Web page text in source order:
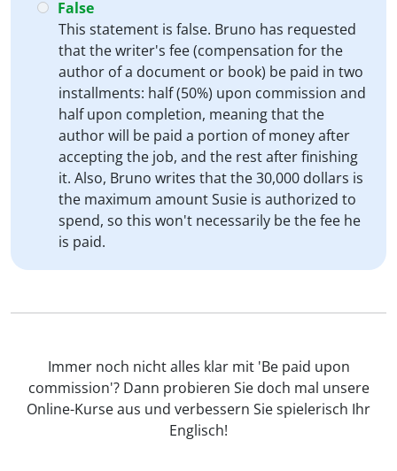
False
This statement is false. Bruno has requested
that the writer's fee (compensation for the
author of a document or book) be paid in two
installments: half (50%) upon commission and
half upon completion, meaning that the
author will be paid a portion of money after
accepting the job, and the rest after finishing
it. Also, Bruno writes that the 30,000 dollars is
the maximum amount Susie is authorized to
spend, so this won't necessarily be the fee he
is paid.
Immer noch nicht alles klar mit 'Be paid upon
commission'? Dann probieren Sie doch mal unsere
Online-Kurse aus und verbessern Sie spielerisch Ihr
Englisch!